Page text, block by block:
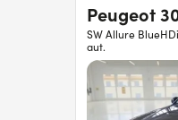
Peugeot
SW Allure
aut.